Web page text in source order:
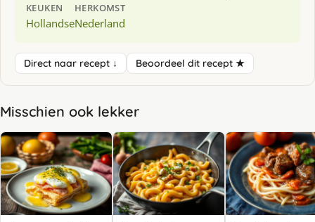
KEUKEN
Hollandse
HERKOMST
Nederland
Direct naar recept ↓ Beoordeel dit recept ★
Misschien ook lekker